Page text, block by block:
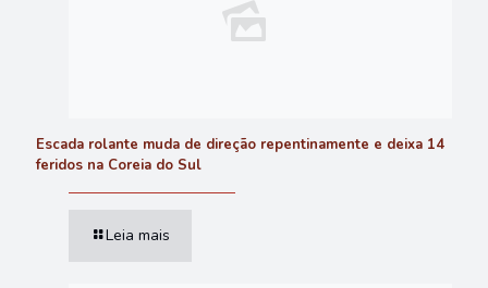
Escada rolante muda de direção repentinamente e deixa 14
feridos na Coreia do Sul
Leia mais